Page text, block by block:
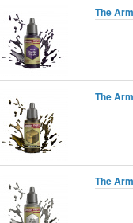
The
The
The